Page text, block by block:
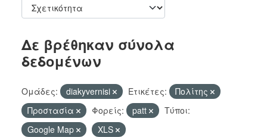
Δε βρέθηκαν σύνολα
δεδομένων
Ομάδες: diakyvernisi Ετικέτες:
Πολίτης
Προστασία
Φορείς: patt
Τύποι:
Google Map
XLS